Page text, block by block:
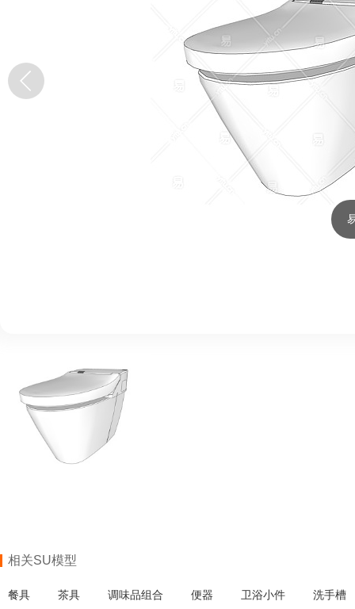
相关SU模型
餐具 茶具 调味品组合 便器 卫浴小件
洗手槽